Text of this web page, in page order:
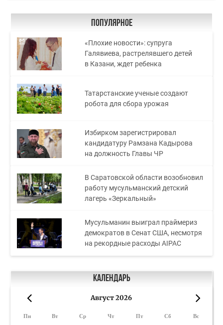
Популярное
«Плохие новости»: супруга
Галявиева, растрелявшего детей
в Казани, ждет ребенка
Татарстанские ученые создают
робота для сбора урожая
Избирком зарегистрировал
кандидатуру Рамзана Кадырова
на должность Главы ЧР
В Саратовской области возобновил
работу мусульманский детский
лагерь «Зеркальный»
Мусульманин выиграл праймериз
демократов в Сенат США, несмотря
на рекордные расходы AIPAC
Календарь
Август 2026
Пн Вт Ср Чт Пт Сб Вс